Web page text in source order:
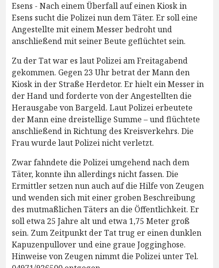
Esens - Nach einem Überfall auf einen Kiosk in
Esens sucht die Polizei nun dem Täter. Er soll eine
Angestellte mit einem Messer bedroht und
anschließend mit seiner Beute geflüchtet sein.
Zu der Tat war es laut Polizei am Freitagabend
gekommen. Gegen 23 Uhr betrat der Mann den
Kiosk in der Straße Herdetor. Er hielt ein Messer in
der Hand und forderte von der Angestellten die
Herausgabe von Bargeld. Laut Polizei erbeutete
der Mann eine dreistellige Summe – und flüchtete
anschließend in Richtung des Kreisverkehrs. Die
Frau wurde laut Polizei nicht verletzt.
Zwar fahndete die Polizei umgehend nach dem
Täter, konnte ihn allerdings nicht fassen. Die
Ermittler setzen nun auch auf die Hilfe von Zeugen
und wenden sich mit einer groben Beschreibung
des mutmaßlichen Täters an die Öffentlichkeit. Er
soll etwa 25 Jahre alt und etwa 1,75 Meter groß
sein. Zum Zeitpunkt der Tat trug er einen dunklen
Kapuzenpullover und eine graue Jogginghose.
Hinweise von Zeugen nimmt die Polizei unter Tel.